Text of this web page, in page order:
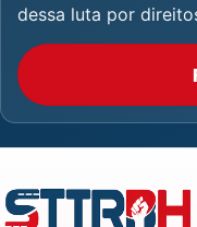
dessa luta por